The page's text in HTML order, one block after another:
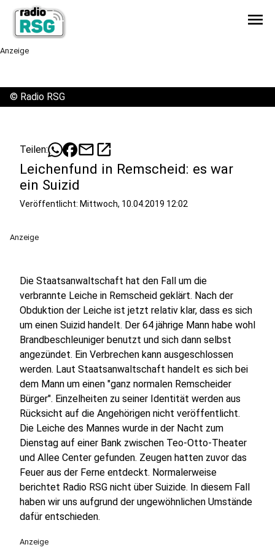
menu
Anzeige
© Radio RSG
Teilen: mailopen_in_new
Leichenfund in Remscheid: es war
ein Suizid
Veröffentlicht: Mittwoch, 10.04.2019 12:02
Anzeige
Die Staatsanwaltschaft hat den Fall um die
verbrannte Leiche in Remscheid geklärt. Nach der
Obduktion der Leiche ist jetzt relativ klar, dass es sich
um einen Suizid handelt. Der 64 jährige Mann habe wohl
Brandbeschleuniger benutzt und sich dann selbst
angezündet. Ein Verbrechen kann ausgeschlossen
werden. Laut Staatsanwaltschaft handelt es sich bei
dem Mann um einen "ganz normalen Remscheider
Bürger". Einzelheiten zu seiner Identität werden aus
Rücksicht auf die Angehörigen nicht veröffentlicht.
Die Leiche des Mannes wurde in der Nacht zum
Dienstag auf einer Bank zwischen Teo-Otto-Theater
und Allee Center gefunden. Zeugen hatten zuvor das
Feuer aus der Ferne entdeckt. Normalerweise
berichtet Radio RSG nicht über Suizide. In diesem Fall
haben wir uns aufgrund der ungewöhnlichen Umstände
dafür entschieden.
Anzeige